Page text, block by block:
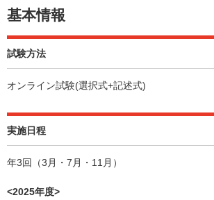
基本情報
試験方法
オンライン試験(選択式+記述式)
実施日程
年3回（3月・7月・11月）
<2025年度>